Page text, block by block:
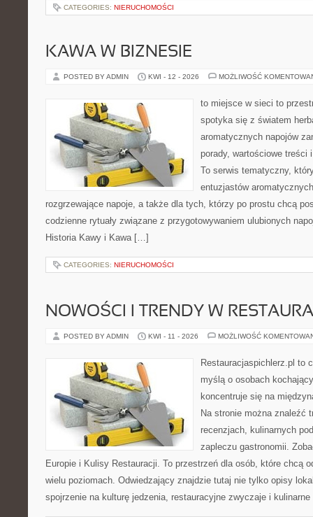
CATEGORIES: NIERUCHOMOŚCI
KAWA W BIZNESIE
POSTED BY ADMIN KWI - 12 - 2026 MOŻLIWOŚĆ
to miejsce w sieci to
spotyka się z światem
aromatycznych napojów
porady, wartościowe treści
To serwis tematyczny,
entuzjastów
rozgrzewające napoje, a także dla tych, którzy po prostu chcą
codzienne rytuały związane z przygotowywaniem ulubionych
Historia Kawy i Kawa […]
CATEGORIES: NIERUCHOMOŚCI
NOWOŚCI I TRENDY W
POSTED BY ADMIN KWI - 11 - 2026 MOŻLIWOŚĆ
Restauracjaspichlerz.pl to
myślą o osobach
koncentruje się na
Na stronie można znaleźć
recenzjach, kulinarnych
zapleczu gastronomii.
Europie i Kulisy Restauracji. To przestrzeń dla osób, które chcą
wielu poziomach. Odwiedzający znajdzie tutaj nie tylko opisy
spojrzenie na kulturę jedzenia, restauracyjne zwyczaje i